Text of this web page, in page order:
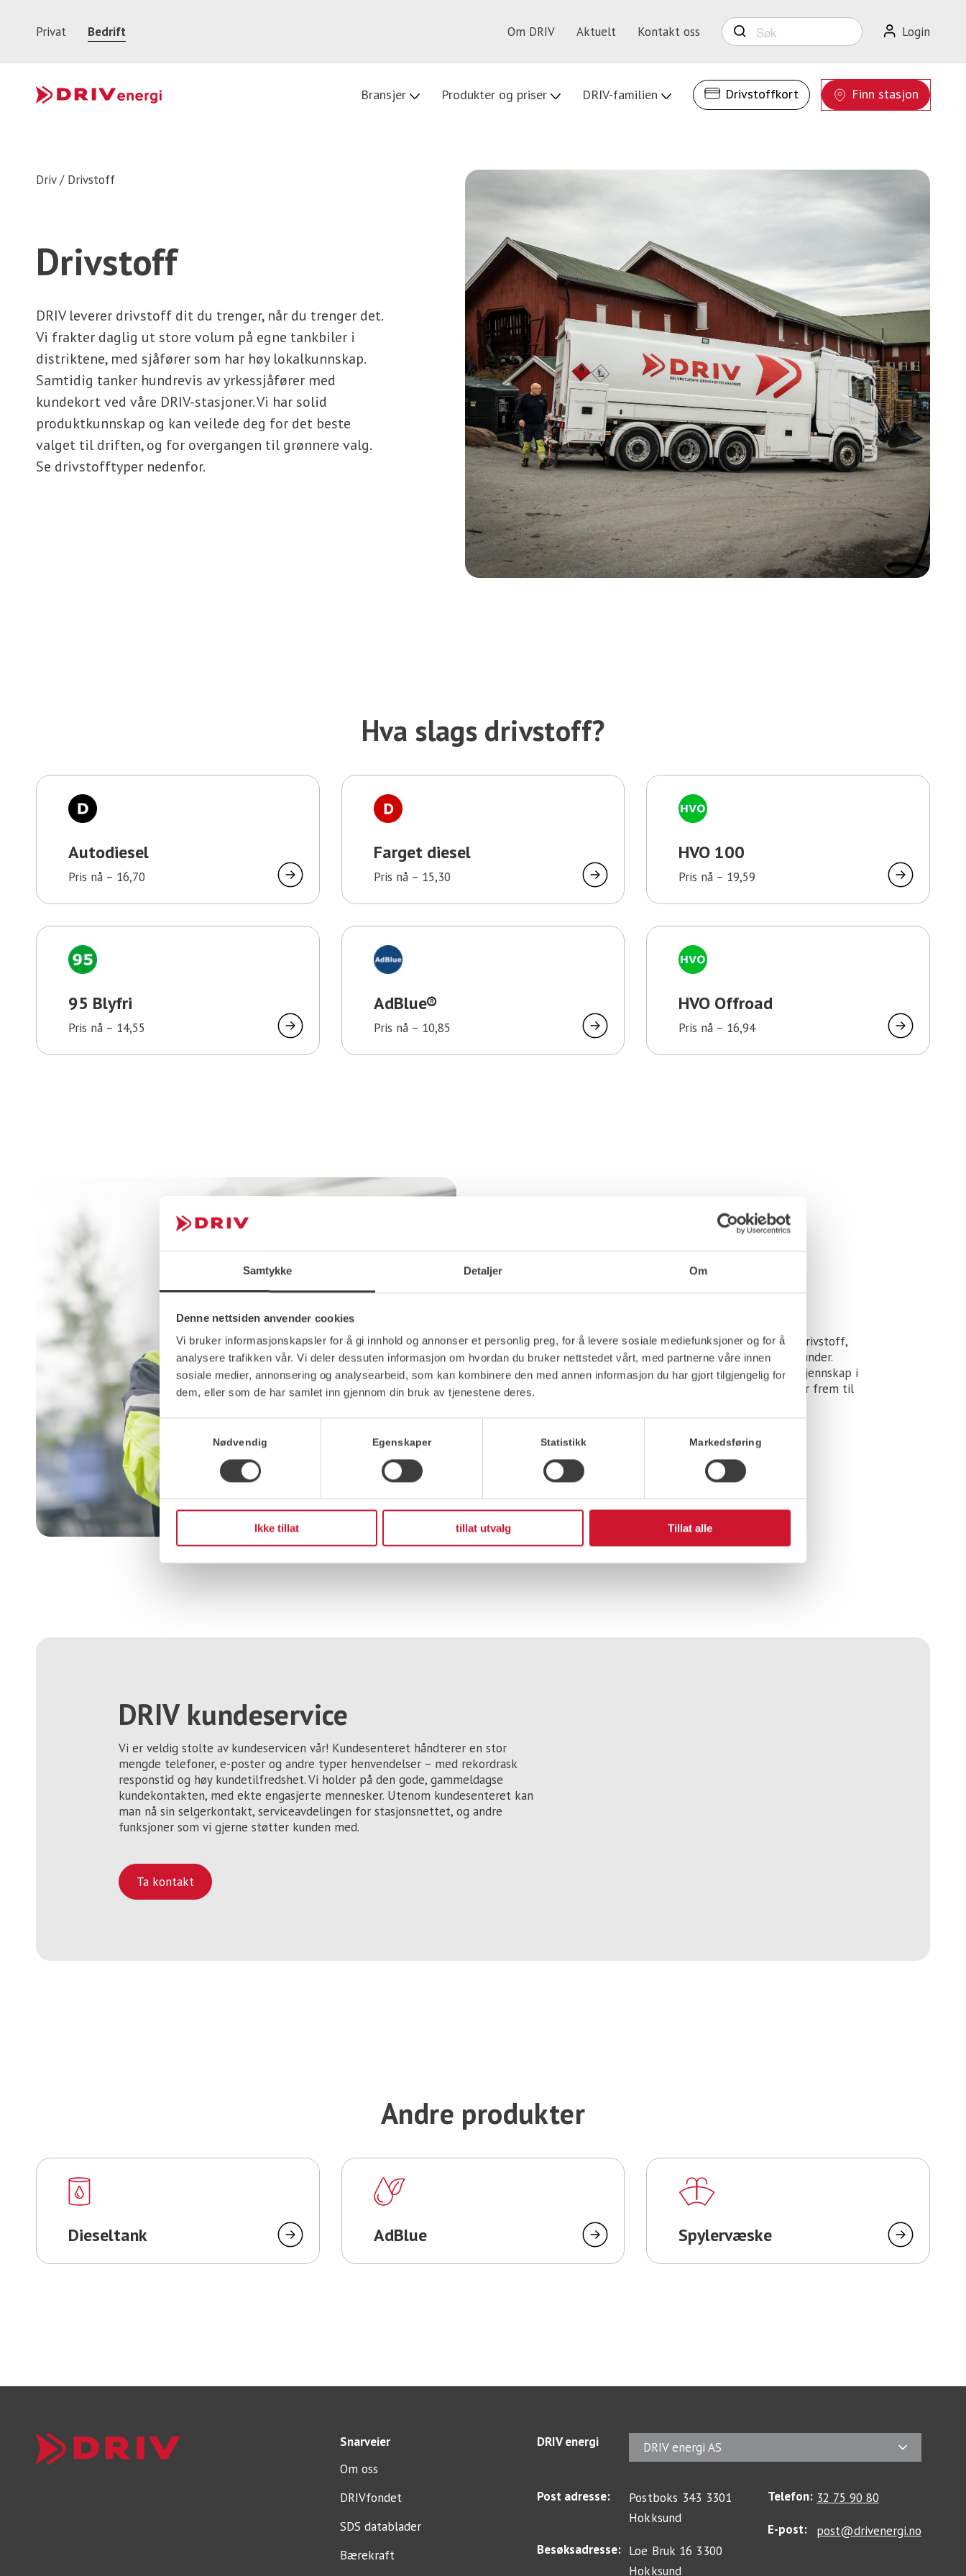
Samtykke Detaljer Om
Denne nettsiden anvender cookies
Vi bruker informasjonskapsler for å gi innhold og annonser et personlig preg, for å levere sosiale mediefunksjoner og for å
analysere trafikken vår. Vi deler dessuten informasjon om hvordan du bruker nettstedet vårt, med partnerne våre innen
sosiale medier, annonsering og analysearbeid, som kan kombinere den med annen informasjon du har gjort tilgjengelig for
dem, eller som de har samlet inn gjennom din bruk av tjenestene deres.
Samtykkevalg
Nødvendig Egenskaper Statistikk Markedsføring
Ikke tillat tillat utvalg Tillat alle
Privat Bedrift Om DRIV Aktuelt Kontakt oss
Search
Login
Bransjer Produkter og priser DRIV-familien Drivstoffkort Finn stasjon
Driv/ Drivstoff
Drivstoff
DRIV leverer drivstoff dit du trenger, når du trenger det.
Vi frakter daglig ut store volum på egne tankbiler i
distriktene, med sjåfører som har høy lokalkunnskap.
Samtidig tanker hundrevis av yrkessjåfører med
kundekort ved våre DRIV-stasjoner. Vi har solid
produktkunnskap og kan veilede deg for det beste
valget til driften, og for overgangen til grønnere valg.
Se drivstofftyper nedenfor.
Hva slags drivstoff?
Autodiesel
Pris nå – 16,70
Farget diesel
Pris nå – 15,30
HVO 100
Pris nå – 19,59
95 Blyfri
Pris nå – 14,55
AdBlue®
Pris nå – 10,85
HVO Offroad
Pris nå – 16,94
Når du møter oss på veien er vi mest sannsynlig ute for å levere drivstoff,
smøremidler, kjemivarer eller biofyringsolje til en av våre kjære kunder.
Personlig service står høyt hos oss, og våre sjåfører har god lokalkjennskap i
distriktene. Du kan altså være helt trygg på at leveransen kommer frem til
DRIV kundeservice
Vi er veldig stolte av kundeservicen vår! Kundesenteret håndterer en stor
mengde telefoner, e-poster og andre typer henvendelser – med rekordrask
responstid og høy kundetilfredshet. Vi holder på den gode, gammeldagse
kundekontakten, med ekte engasjerte mennesker. Utenom kundesenteret kan
man nå sin selgerkontakt, serviceavdelingen for stasjonsnettet, og andre
funksjoner som vi gjerne støtter kunden med.
Ta kontakt
Andre produkter
Dieseltank AdBlue Spylervæske
Snarveier
Om oss
DRIVfondet
SDS datablader
Bærekraft
DRIV energi DRIV energi AS
Post adresse:
Postboks 343 3301
Hokksund
Besøksadresse: Loe Bruk 16 3300
Hokksund
Telefon: 32 75 90 80
E-post:
post@drivenergi.no